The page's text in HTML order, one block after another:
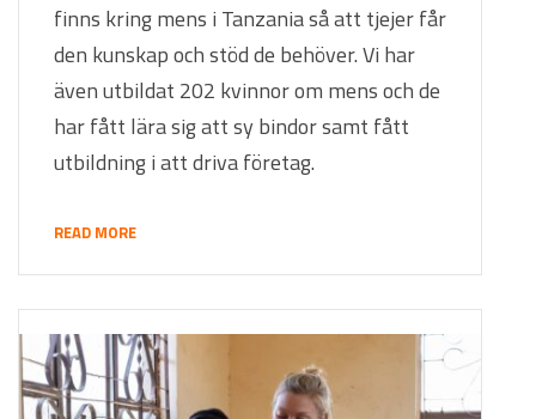
finns kring mens i Tanzania så att tjejer får
den kunskap och stöd de behöver. Vi har
även utbildat 202 kvinnor om mens och de
har fått lära sig att sy bindor samt fått
utbildning i att driva företag.
READ MORE